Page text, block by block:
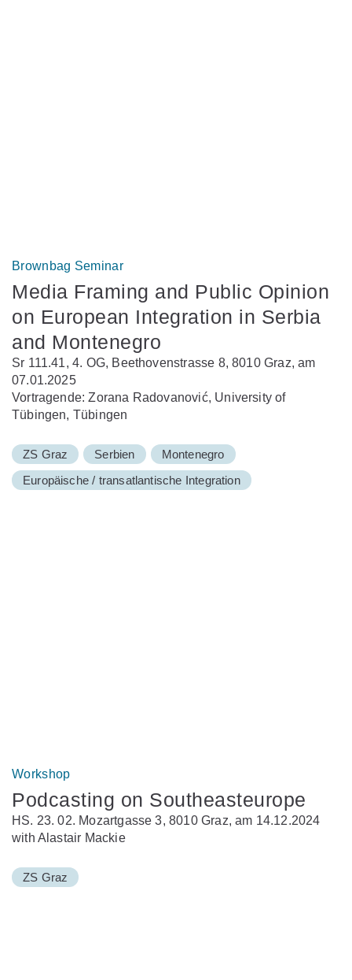
Brownbag Seminar
Media Framing and Public Opinion
on European Integration in Serbia
and Montenegro
Sr 111.41, 4. OG, Beethovenstrasse 8, 8010 Graz, am
07.01.2025
Vortragende: Zorana Radovanović, University of
Tübingen, Tübingen
ZS Graz Serbien
Montenegro
Europäische / transatlantische Integration
Workshop
Podcasting on Southeasteurope
HS. 23. 02. Mozartgasse 3, 8010 Graz, am 14.12.2024
with Alastair Mackie
ZS Graz